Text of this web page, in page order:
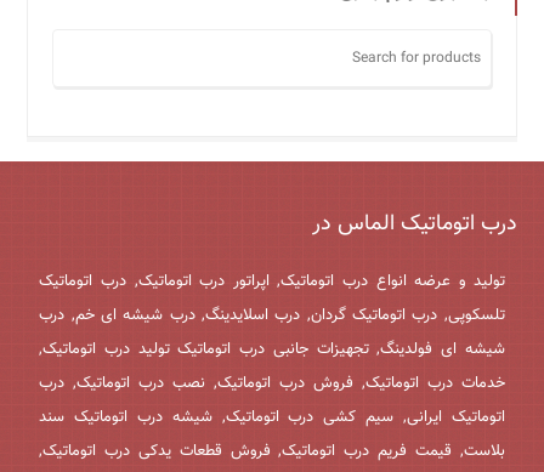
درب اتوماتیک الماس در
تولید و عرضه انواع درب اتوماتیک, اپراتور درب اتوماتیک, درب اتوماتیک
تلسکوپی, درب اتوماتیک گردان, درب اسلایدینگ, درب شیشه ای خم, درب
شیشه ای فولدینگ, تجهیزات جانبی درب اتوماتیک تولید درب اتوماتیک,
خدمات درب اتوماتیک, فروش درب اتوماتیک, نصب درب اتوماتیک, درب
اتوماتیک ایرانی, سیم کشی درب اتوماتیک, شیشه درب اتوماتیک سند
بلاست, قیمت فریم درب اتوماتیک, فروش قطعات یدکی درب اتوماتیک,